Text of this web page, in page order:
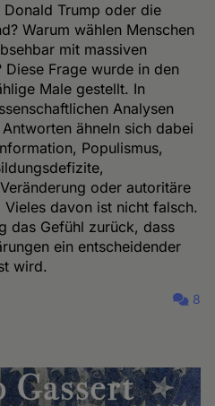
Donald Trump oder die
Warum wählen Menschen
mit massiven
Frage wurde in den
Male gestellt. In
Analysen
ähneln sich dabei
Populismus,
oder autoritäre
davon ist nicht falsch.
das Gefühl zurück, dass
ein entscheidender
wird.
8